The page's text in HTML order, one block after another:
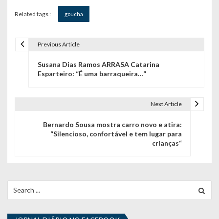
Related tags : goucha
o
d
Previous Article
Susana Dias Ramos ARRASA Catarina
Esparteiro: “É uma barraqueira…”
Next Article
Bernardo Sousa mostra carro novo e atira:
“Silencioso, confortável e tem lugar para
crianças“
for: